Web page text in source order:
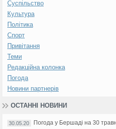
Суспільство
Культура
Політика
Спорт
Привітання
Теми
Редакційна колонка
Погода
Новини партнерів
ОСТАННІ НОВИНИ
30.05.20 Погода у Бершаді на 30